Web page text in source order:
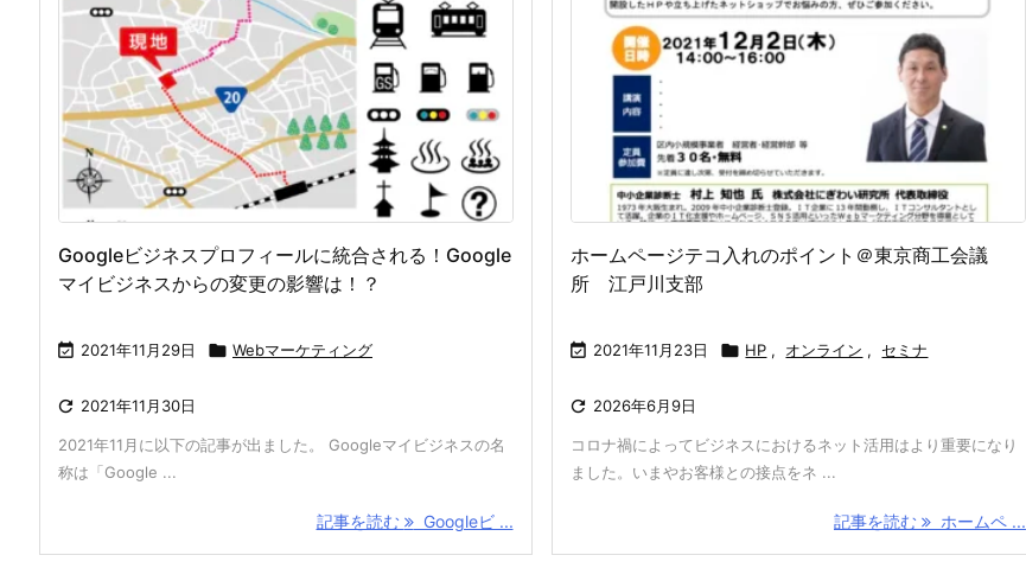
Googleビジネスプロフィールに統合される！Google
マイビジネスからの変更の影響は！？
 2021年11月29日  Webマーケティング
 2021年11月30日
2021年11月に以下の記事が出ました。 Googleマイビジネスの名
称は「Google ...
記事を読む Googleビ ...
ホームページテコ入れのポイント＠東京商工会議
所 江戸川支部
 2021年11月23日  HP , オンライン , セミナ
 2026年6月9日
コロナ禍によってビジネスにおけるネット活用はより重要になり
ました。いまやお客様との接点をネ ...
記事を読む ホームペ ...